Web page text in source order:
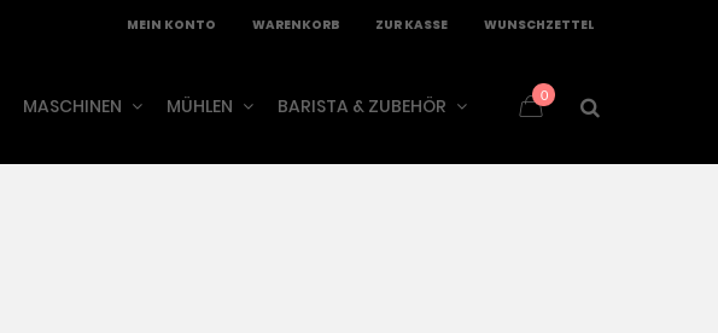
MEIN KONTO WARENKORB ZUR KASSE WUNSCHZETTEL
MASCHINEN MÜHLEN BARISTA & ZUBEHÖR 0